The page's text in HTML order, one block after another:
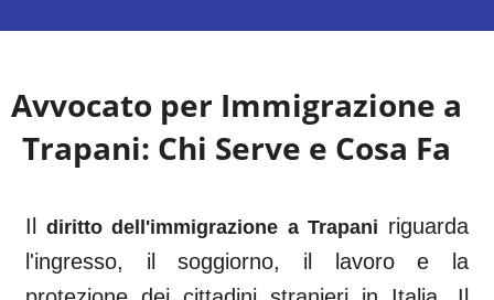
Avvocato per Immigrazione a
Trapani: Chi Serve e Cosa Fa
Il diritto dell'immigrazione a Trapani riguarda
l'ingresso, il soggiorno, il lavoro e la